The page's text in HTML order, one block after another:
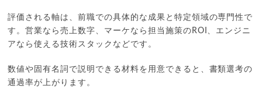
評価される軸は、前職での具体的な成果と特定領域の専門性で
す。営業なら売上数字、マーケなら担当施策のROI、エンジニ
アなら使える技術スタックなどです。
数値や固有名詞で説明できる材料を用意できると、書類選考の
通過率が上がります。